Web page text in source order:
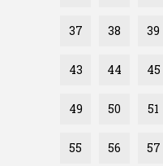
37 38 39
43 44 45
49 50 51
55 56 57